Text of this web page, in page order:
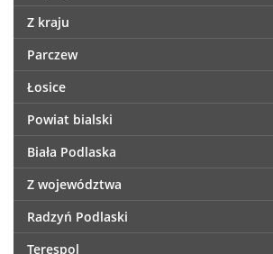
Z kraju
Parczew
Łosice
Powiat bialski
Biała Podlaska
Z województwa
Radzyń Podlaski
Terespol